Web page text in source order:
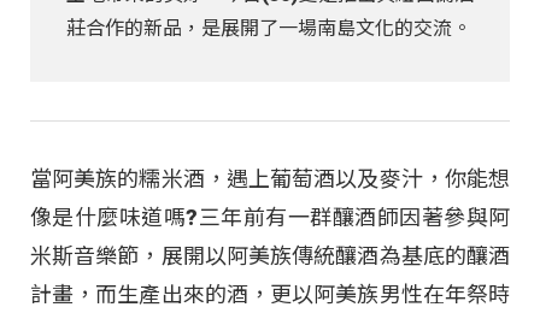
莊合作的新品，是展開了一場南島文化的交流。
當阿美族的糯米酒，遇上葡萄酒以及麥汁，你能想
像是什麼味道嗎?三年前有一群釀酒師因著參與阿
米斯音樂節，展開以阿美族傳統釀酒為基底的釀酒
計畫，而生產出來的酒，更以阿美族男性在年祭時